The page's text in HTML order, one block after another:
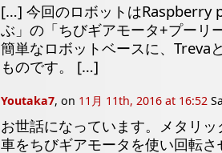
[…] 今回のロボットはRaspberry
ぶ」の「ちびギアモータ+プーリ
簡単なロボットベースに、Treva
ものです。 […]
Youtaka7, on 11月 11th, 2016 at 16:52
お世話になっています。メタリ
車をちびギアモータを使い回転